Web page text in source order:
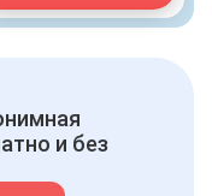
и без